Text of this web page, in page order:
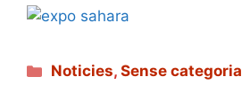
Categories
Noticies,Sense categoria